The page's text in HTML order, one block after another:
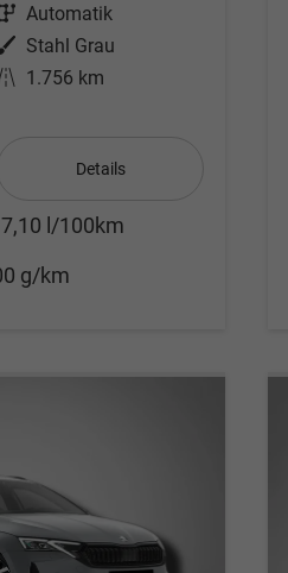
Getriebe Automatik
Außenfarbe Stahl Grau
Kilometerstand 1.756 km
Details
7,10 l/100km
g/km